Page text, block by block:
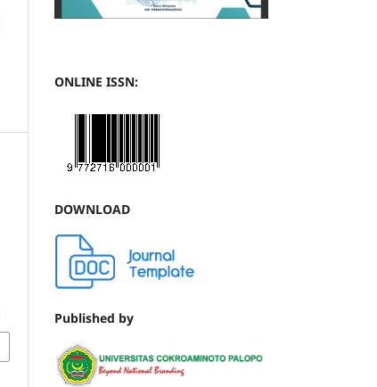
ONLINE ISSN:
DOWNLOAD
Published by